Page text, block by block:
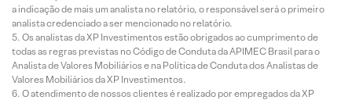
a indicação de mais um analista no relatório, o responsável será o primeiro
analista credenciado a ser mencionado no relatório.
Os analistas da XP Investimentos estão obrigados ao cumprimento de
todas as regras previstas no Código de Conduta da APIMEC Brasil para o
Analista de Valores Mobiliários e na Política de Conduta dos Analistas de
Valores Mobiliários da XP Investimentos.
O atendimento de nossos clientes é realizado por empregados da XP